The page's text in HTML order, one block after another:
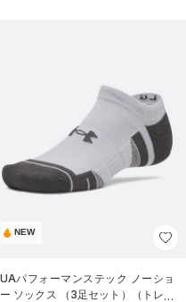
NEW
UAパフォーマンステック ノーショ
ー ソックス （3足セット）（トレー